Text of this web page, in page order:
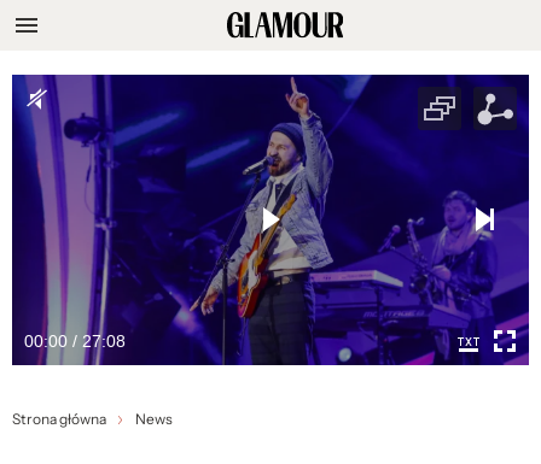
00:00 / 27:08
Strona główna News